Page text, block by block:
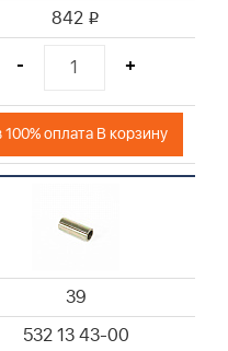
842 i
- +
оплата В корзину
39
532 13 43-00